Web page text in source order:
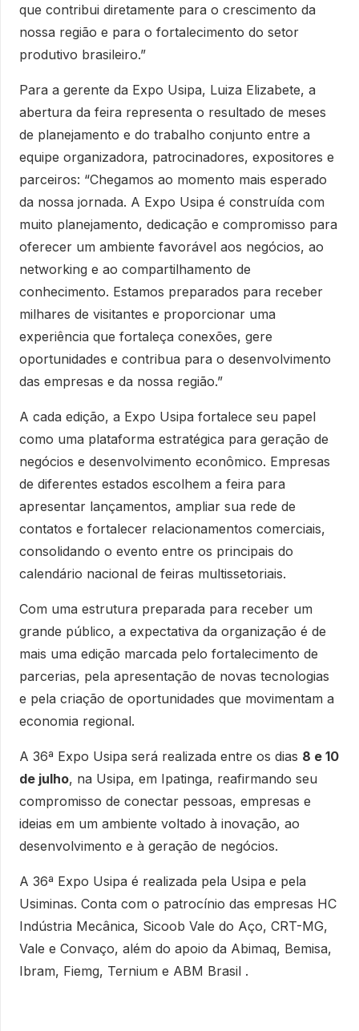
que contribui diretamente para o crescimento da
nossa região e para o fortalecimento do setor
produtivo brasileiro.”
Para a gerente da Expo Usipa, Luiza Elizabete, a
abertura da feira representa o resultado de meses
de planejamento e do trabalho conjunto entre a
equipe organizadora, patrocinadores, expositores e
parceiros: “Chegamos ao momento mais esperado
da nossa jornada. A Expo Usipa é construída com
muito planejamento, dedicação e compromisso para
oferecer um ambiente favorável aos negócios, ao
networking e ao compartilhamento de
conhecimento. Estamos preparados para receber
milhares de visitantes e proporcionar uma
experiência que fortaleça conexões, gere
oportunidades e contribua para o desenvolvimento
das empresas e da nossa região.”
A cada edição, a Expo Usipa fortalece seu papel
como uma plataforma estratégica para geração de
negócios e desenvolvimento econômico. Empresas
de diferentes estados escolhem a feira para
apresentar lançamentos, ampliar sua rede de
contatos e fortalecer relacionamentos comerciais,
consolidando o evento entre os principais do
calendário nacional de feiras multissetoriais.
Com uma estrutura preparada para receber um
grande público, a expectativa da organização é de
mais uma edição marcada pelo fortalecimento de
parcerias, pela apresentação de novas tecnologias
e pela criação de oportunidades que movimentam a
economia regional.
A 36ª Expo Usipa será realizada entre os dias 8 e 10
de julho, na Usipa, em Ipatinga, reafirmando seu
compromisso de conectar pessoas, empresas e
ideias em um ambiente voltado à inovação, ao
desenvolvimento e à geração de negócios.
A 36ª Expo Usipa é realizada pela Usipa e pela
Usiminas. Conta com o patrocínio das empresas HC
Indústria Mecânica, Sicoob Vale do Aço, CRT-MG,
Vale e Convaço, além do apoio da Abimaq, Bemisa,
Ibram, Fiemg, Ternium e ABM Brasil .